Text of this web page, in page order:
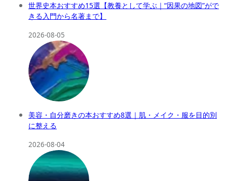
世界史本おすすめ15選【教養として学ぶ｜“因果の地図”がで
きる入門から名著まで】
2026-08-05
美容・自分磨きの本おすすめ8選｜肌・メイク・服を目的別
に整える
2026-08-04